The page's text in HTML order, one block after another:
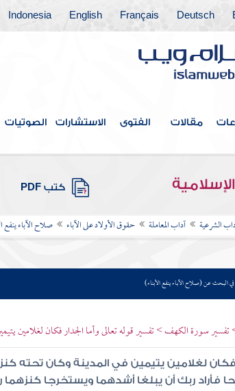
Deutsch
Français
English
Indonesia
مقالات الفتوى الاستشارات الصوتيات
كتب PDF
الشرعية آداب المعاملة حقوق الأولاد على الآباء صلاح الآباء ينفع
في البحث عن (صلاح الآباء ينفع الأبناء)
سورة الكهف > تفسير قوله تعالى وأما الجدار فكان لغلامين
فكان لغلامين يتيمين في المدينة وكان تحته
فأراد ربك أن يبلغا أشدهما ويستخرجا